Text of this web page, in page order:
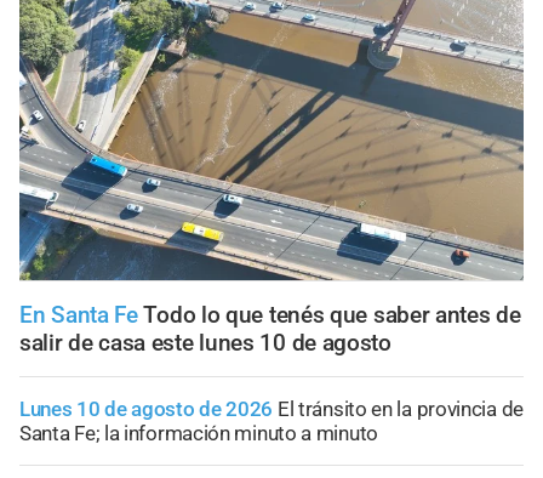
En Santa FeTodo lo que tenés que saber antes de
salir de casa este lunes 10 de agosto
Lunes 10 de agosto de 2026 El tránsito en la provincia de
Santa Fe; la información minuto a minuto